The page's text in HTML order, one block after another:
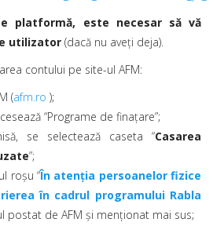
platformă, este necesar să vă
utilizator (dacă nu aveți deja).
contului pe site-ul AFM:
(afm.ro );
“Programe de finațare”;
se selectează caseta “Casarea
”;
roșu “În atenția persoanelor fizice
în cadrul programului Rabla
postat de AFM și menționat mai sus;